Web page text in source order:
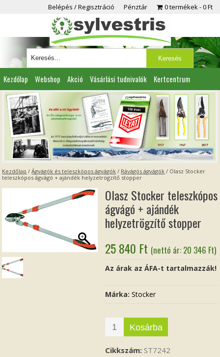
Belépés / Regisztráció Pénztár 0 termékek 0 Ft
Kezdőlap Webshop Akció Vásárlási tudnivalók Kertcentrum
Viszonteladóknak Partnereink Kapcsolat
Kezdőlap /Ágvágók és teleszkópos ágvágók / Rávágós ágvágók / Olasz Stocker
teleszkópos ágvágó + ajándék helyzetrögzítő stopper
Olasz Stocker teleszkópos
ágvágó + ajándék
helyzetrögzítő stopper
25 840 Ft (nettó ár: 20 346 Ft)
Az árak az ÁFA-t tartalmazzák!
Márka:Stocker
Kosárba
Cikkszám: ST7242